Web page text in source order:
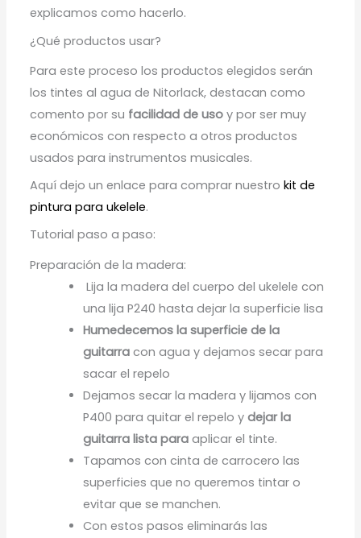
explicamos como hacerlo.
¿Qué productos usar?
Para este proceso los productos elegidos serán
los tintes al agua de Nitorlack, destacan como
comento por su facilidad de uso y por ser muy
económicos con respecto a otros productos
usados para instrumentos musicales.
Aquí dejo un enlace para comprar nuestrokit de
pintura para ukelele.
Tutorial paso a paso:
Preparación de la madera:
Lija la madera del cuerpo del ukelele con
una lija P240 hasta dejar la superficie lisa
Humedecemos la superficie de la
guitarra con agua y dejamos secar para
sacar el repelo
Dejamos secar la madera y lijamos con
P400 para quitar el repelo ydejar la
guitarra lista para aplicar el tinte.
Tapamos con cinta de carrocero las
superficies que no queremos tintar o
evitar que se manchen.
Con estos pasos eliminarás las